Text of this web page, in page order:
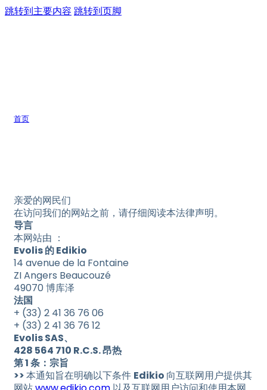
跳转到主要内容 跳转到页脚
首页
亲爱的网民们
在访问我们的网站之前，请仔细阅读本法律声明。
导言
本网站由 ：
Evolis 的 Edikio
14 avenue de la Fontaine
ZI Angers Beaucouzé
49070 博库泽
法国
+ (33) 2 41 36 76 06
+ (33) 2 41 36 76 12
Evolis SAS、
428 564 710 R.C.S. 昂热
第 1 条：宗旨
>>本通知旨在明确以下条件 Edikio 向互联网用户提供其